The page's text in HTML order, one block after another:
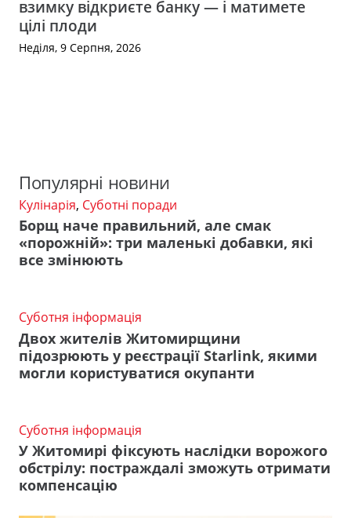
взимку відкриєте банку — і матимете
цілі плоди
Неділя, 9 Серпня, 2026
Популярні новини
Кулінарія, Суботні поради
Борщ наче правильний, але смак
«порожній»: три маленькі добавки, які
все змінюють
Суботня інформація
Двох жителів Житомирщини
підозрюють у реєстрації Starlink, якими
могли користуватися окупанти
Суботня інформація
У Житомирі фіксують наслідки ворожого
обстрілу: постраждалі зможуть отримати
компенсацію